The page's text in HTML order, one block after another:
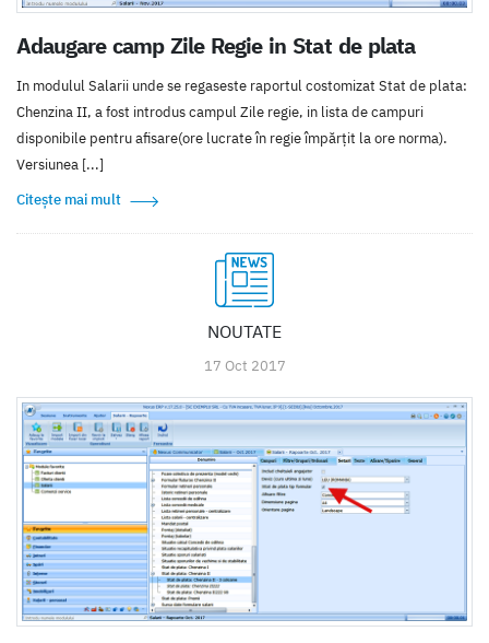
Adaugare camp Zile Regie in Stat de plata
In modulul Salarii unde se regaseste raportul costomizat Stat de plata:
Chenzina II, a fost introdus campul Zile regie, in lista de campuri
disponibile pentru afisare(ore lucrate în regie împărțit la ore norma).
Versiunea [...]
Citește mai mult
NOUTATE
17 Oct 2017